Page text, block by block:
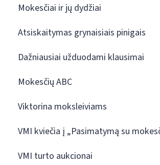
Mokesčiai ir jų dydžiai
Atsiskaitymas grynaisiais pinigais
Dažniausiai užduodami klausimai
Mokesčių ABC
Viktorina moksleiviams
VMI kviečia į „Pasimatymą su
VMI turto aukcionai